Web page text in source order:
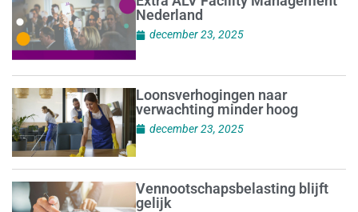
Nederland
december 23, 2025
Loonsverhogingen naar
verwachting minder hoog
december 23, 2025
Vennootschapsbelasting blijft
gelijk